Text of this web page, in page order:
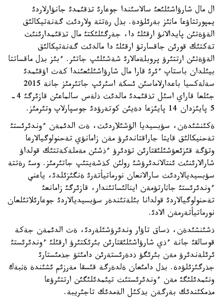
ال مال شارؤاشئلئعئ سالاسئندا جوعارئ تذقئمدئ جانؤارلاردئ
يمپورتتاؤعا ماثئز بةرئلؤدة. بذل رةتتة ولاردئث گةنةتيكالئق
الةؤةتئن پايدالانؤ ارقئلئ دا، جةرگئلئكتئ مال تذقئمدارئنئث
تةكتئك قورئن جاقسارتؤ ارقئلئ دا مالدئث گةنةتيكالئق
الةؤةتئن ارتتئرؤ پروبلةمالارئ شةشئلئپ جاتئر. ءبئز بذل ماقساتتا
بيئلدان باستاپ ءئرئ قارا مال شارؤاشئلئعئندا كةث اؤقئمدئ
سةلةكسيا باعدارلاماسئن ئسكة اسئرئپ جاتئرمئز جانة 2015
جئلعا قاراي اسئل تذقئمدئ مالدئث ذلةس سالماعئن قازئرگئ 4-
5 پايئزدان 14 پايئزعا دةيئن كوتةرؤدئ جوسپارلاپ وتئرمئز.
ةكئنشئدةن، سؤبسيديا الؤشئلاردئث، ةث الدئمةن ءوندئرئستئ
تةحنيكالئق قايتا جاراقتاندئرؤ مةن زامانؤي تةحنولوگيالارعا
وتؤگة قئزئعؤشئلئقتارئن تؤدئرؤ ءذشئن مةملةكةتتئك قولداؤ
شارالارئنئث ئنتالاندئرؤشئ رولئن كذشةيتئپ جاتئرمئز. وسئ رةتتة
سؤبسيديالاردئث سارالانعان نورماتيأتةرئ ةنگئزئلدئ، ياعني
ءوندئرئستئ جاثارتؤمةن اينالئساتئندار، قازئرگئ زامانعئ
تةحنولوگيالاردئ قولدانا بئلةتئندةر سؤبسيديالاردئ جوعارئلاتئلعان
نورماتيأتةرمةن الادئ.
ذشئنشئدةن، ذساق تاؤار وندئرؤشئلةردئ، ةث الدئمةن جةكة
قوسالقئ جانة ءذي شارؤاشئلئقتارئن بئرئكتئرؤ ارقئلئ ءوندئرئستئ
ئرئلةندئرؤ مةن بئرئگؤ ذدةرئستةرئن دامئتؤ جذمئستارئ
جذرگئزئلؤدة. بذل دامئعان ةلدةرگة قئسقا مةرزئم ئشئندة ةثبةك
ونئمدئلئگئ مةن ءوندئرئستئث تيئمدئلئگئن ارتتئرؤعا
مذمكئندئك بةرگةن بذكئل الةمدئك تاجئريبة.